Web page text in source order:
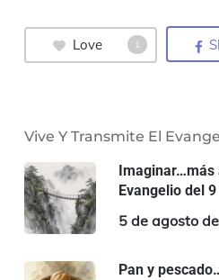
Love 1
Vive Y Transmite El
Imaginar…más
Evangelio del
5 de agosto
Pan y